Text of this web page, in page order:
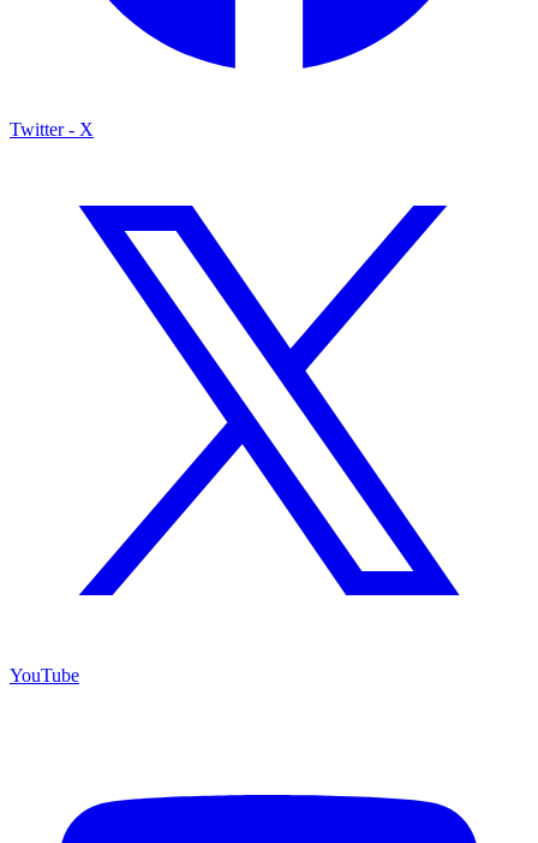
Twitter - X
YouTube